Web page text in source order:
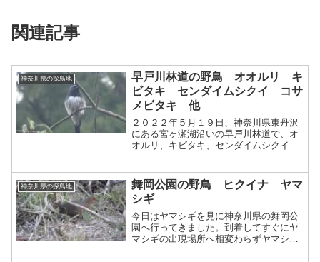
関連記事
神奈川県の探鳥地
早戸川林道の野鳥 オオルリ キ
ビタキ センダイムシクイ コサ
メビタキ 他
２０２２年５月１９日、神奈川県東丹沢
にある宮ヶ瀬湖沿いの早戸川林道で、オ
オルリ、キビタキ、センダイムシクイ、
神奈川県の探鳥地
舞岡公園の野鳥 ヒクイナ ヤマ
シギ
今日はヤマシギを見に神奈川県の舞岡公
園へ行ってきました。到着してすぐにヤ
マシギの出現場所へ相変わらずヤマシギ